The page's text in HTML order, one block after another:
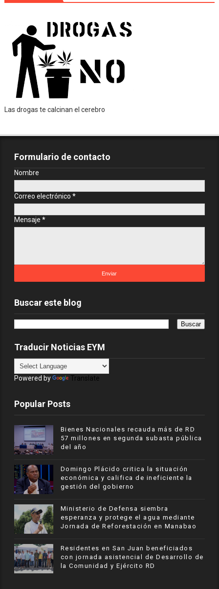
Las drogas te calcinan el cerebro
Formulario de contacto
Nombre
Correo electrónico *
Mensaje *
Buscar este blog
Traducir Noticias EYM
Powered by Translate
Popular Posts
Bienes Nacionales recauda más de RD
57 millones en segunda subasta pública
del año
​Domingo Plácido critica la situación
económica y califica de ineficiente la
gestión del gobierno
Ministerio de Defensa siembra
esperanza y protege el agua mediante
Jornada de Reforestación en Manabao
Residentes en San Juan beneficiados
con jornada asistencial de Desarrollo de
la Comunidad y Ejército RD